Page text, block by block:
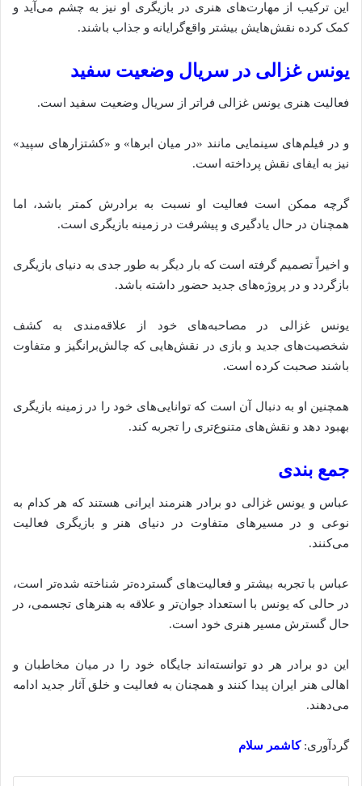
این ترکیب از مهارت‌های هنری در بازیگری او نیز به چشم می‌آید و
کمک کرده نقش‌هایش بیشتر واقع‌گرایانه و جذاب باشند.
یونس غزالی در سریال وضعیت سفید
فعالیت هنری یونس غزالی فراتر از سریال وضعیت سفید است.
و در فیلم‌های سینمایی مانند «در میان ابرها» و «کشتزارهای سپید»
نیز به ایفای نقش پرداخته‌ است.
گرچه ممکن است فعالیت او نسبت به برادرش کمتر باشد، اما
همچنان در حال یادگیری و پیشرفت در زمینه بازیگری است.
و اخیراً تصمیم گرفته‌ است که بار دیگر به طور جدی به دنیای بازیگری
بازگردد و در پروژه‌های جدید حضور داشته باشد.
یونس غزالی در مصاحبه‌های خود از علاقه‌مندی به کشف
شخصیت‌های جدید و بازی در نقش‌هایی که چالش‌برانگیز و متفاوت
باشند صحبت کرده است.
همچنین او به دنبال آن است که توانایی‌های خود را در زمینه بازیگری
بهبود دهد و نقش‌های متنوع‌تری را تجربه کند.
جمع‌ بندی
عباس و یونس غزالی دو برادر هنرمند ایرانی هستند که هر کدام به
نوعی و در مسیرهای متفاوت در دنیای هنر و بازیگری فعالیت
می‌کنند.
عباس با تجربه بیشتر و فعالیت‌های گسترده‌تر شناخته شده‌تر است،
در حالی که یونس با استعداد جوان‌تر و علاقه به هنرهای تجسمی، در
حال گسترش مسیر هنری خود است.
این دو برادر هر دو توانسته‌اند جایگاه خود را در میان مخاطبان و
اهالی هنر ایران پیدا کنند و همچنان به فعالیت و خلق آثار جدید ادامه
می‌دهند.
گردآوری:کاشمر سلام